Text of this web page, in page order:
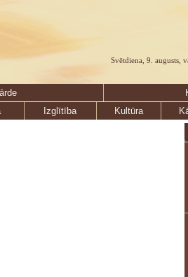
Svētdiena, 9. augusts,
Izglītība Kultūra